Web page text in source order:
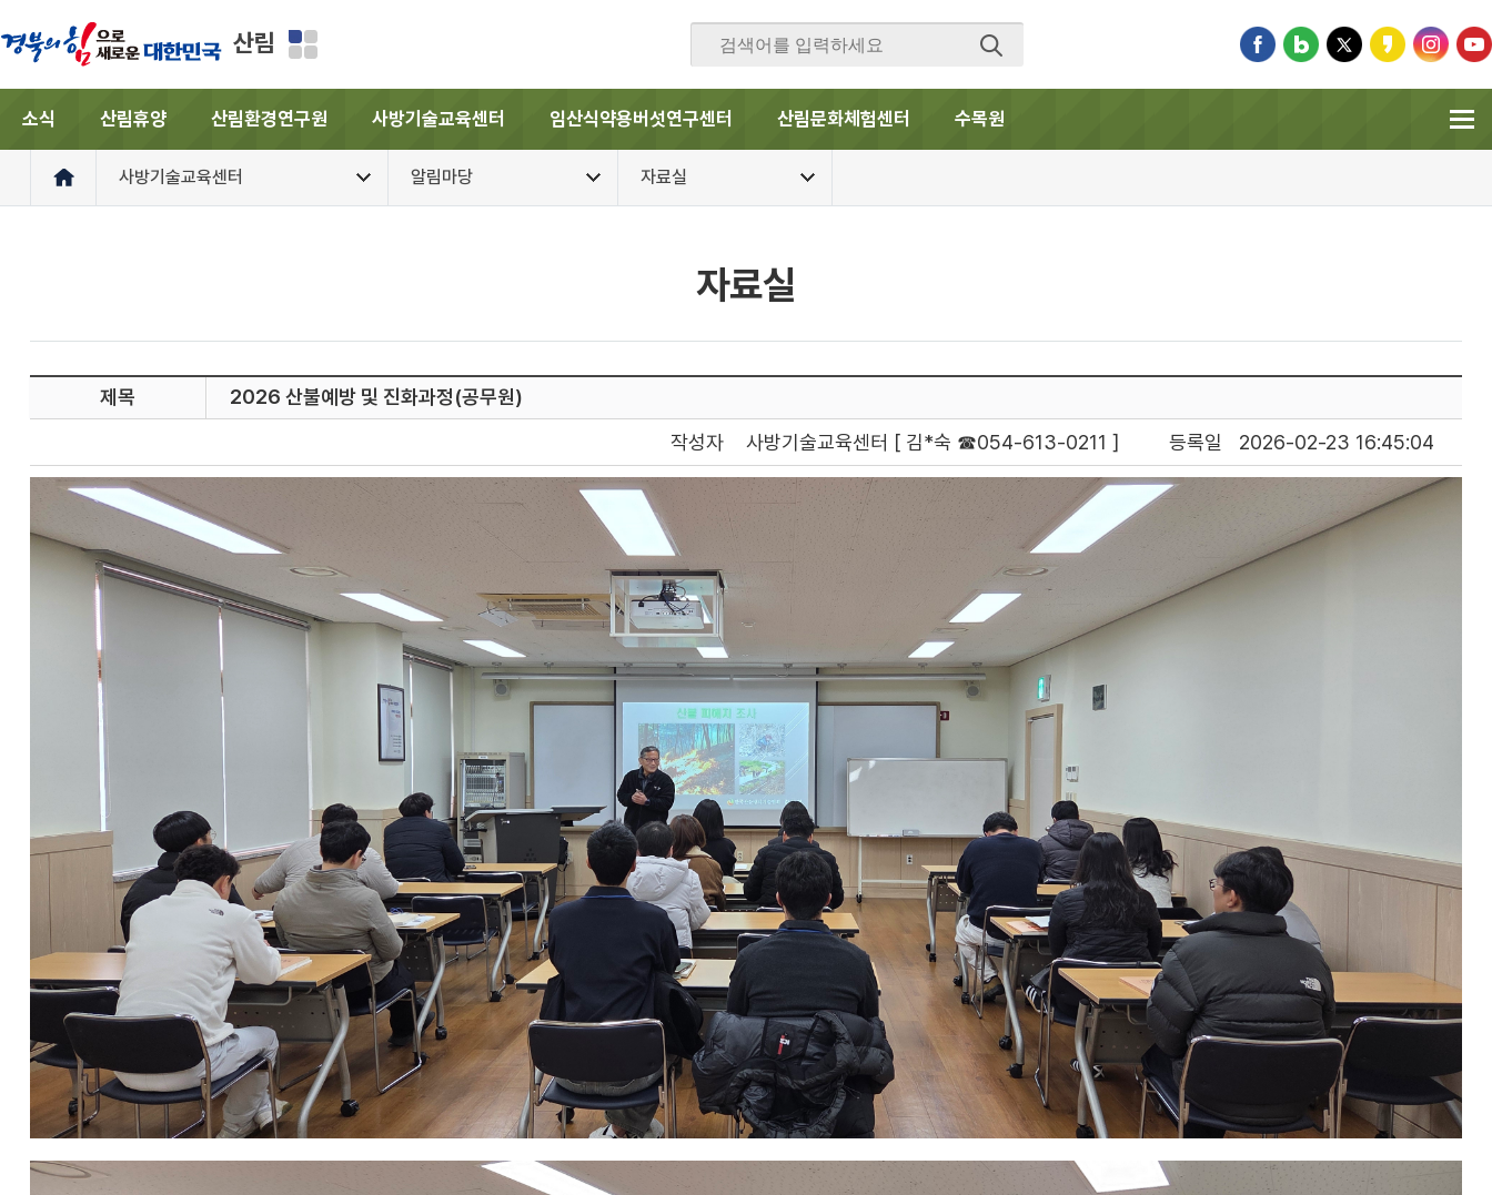
산림
소식 산림휴양 산림환경연구원 사방기술교육센터 임산식약용버섯연구센터 산림문화체험센터 수목원
사방기술교육센터 알림마당 자료실
자료실
제목
2026 산불예방 및 진화과정(공무원)
등록일
2026-02-23 16:45:04
작성자 사방기술교육센터 [ 김*숙 ☎054-613-0211 ]